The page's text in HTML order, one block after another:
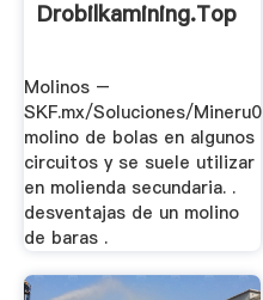
Drobilkamining.top
Molinos –
SKF.mx/Soluciones/Mineru0
molino de bolas en algunos
circuitos y se suele utilizar
en molienda secundaria. .
desventajas de un molino
de baras .